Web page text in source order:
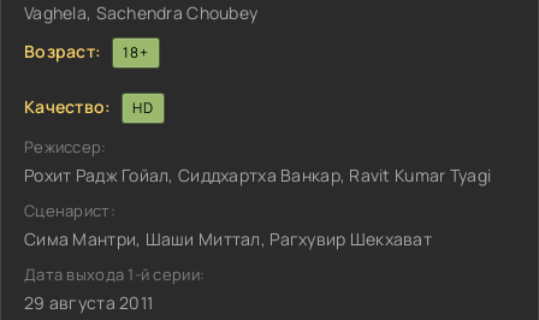
Vaghela, Sachendra Choubey
Возраст:
18+
Качество: HD
Режиссер:
Рохит Радж Гойал, Сиддхартха Ванкар, Ravit Kumar Tyagi
Сценарист:
Сима Мантри, Шаши Миттал, Рагхувир Шекхават
Дата выхода 1-й серии:
29 августа 2011